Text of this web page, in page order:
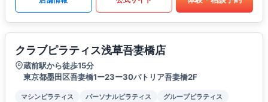
クラブピラティス浅草吾妻橋店
蔵前駅から徒歩15分
東京都墨田区吾妻橋1ー23ー30パトリア吾妻橋2F
マシンピラティス パーソナルピラティス
グループピラティス